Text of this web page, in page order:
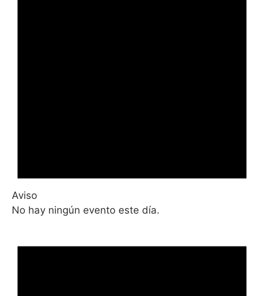
Aviso
No hay ningún evento este día.